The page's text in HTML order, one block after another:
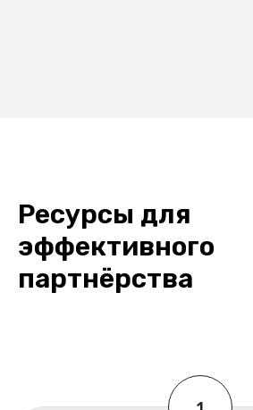
Ресурсы для
эффективного
партнёрства